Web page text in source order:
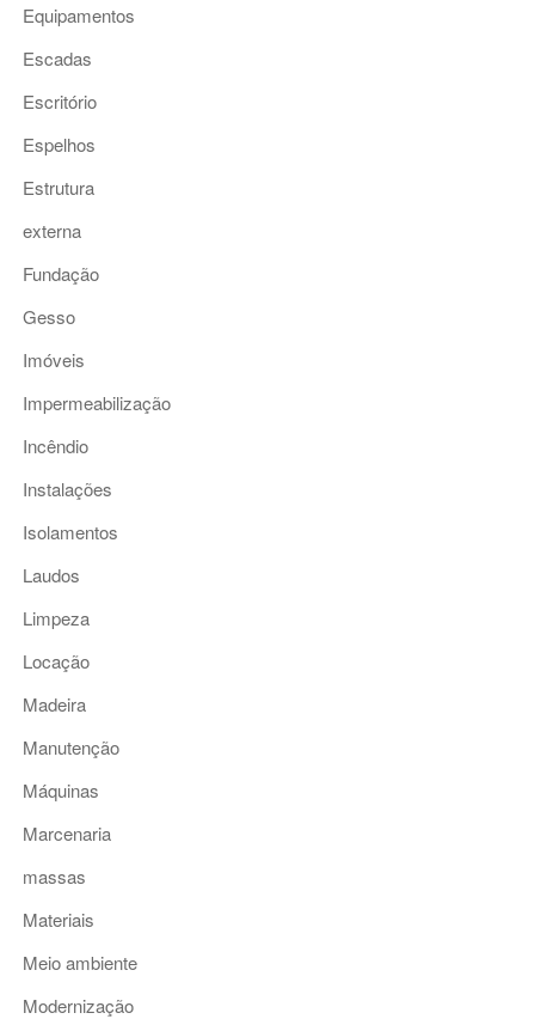
Equipamentos
Escadas
Escritório
Espelhos
Estrutura
externa
Fundação
Gesso
Imóveis
Impermeabilização
Incêndio
Instalações
Isolamentos
Laudos
Limpeza
Locação
Madeira
Manutenção
Máquinas
Marcenaria
massas
Materiais
Meio ambiente
Modernização